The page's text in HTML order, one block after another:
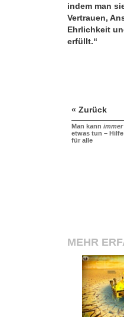
indem man
Vertrauen,
Ehrlichkeit
erfüllt.“
« Zurück
Man kann immer
etwas tun – Hilfe
für alle
MEHR